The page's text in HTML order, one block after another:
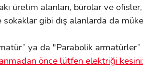
üretim alanları, bürolar ve
gibi dış alanlarda da
ya da "Parabolik armatürler”
önce lütfen elektriği